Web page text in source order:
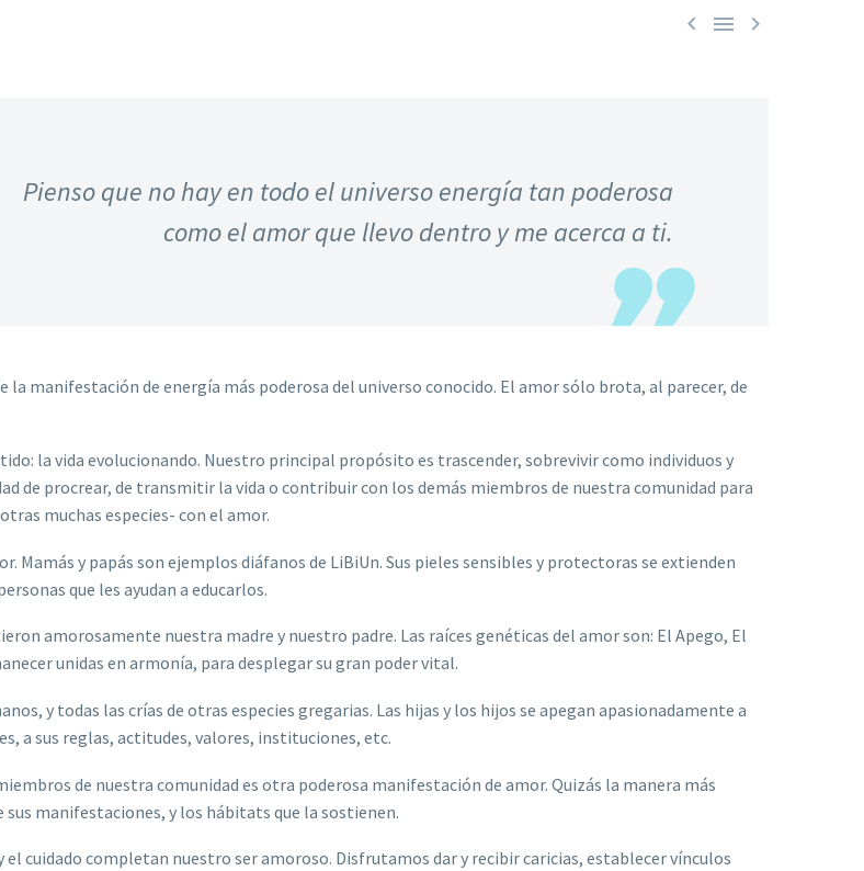
  
Pienso que no hay en todo el universo energía tan poderosa
como el amor que llevo dentro y me acerca a ti.
manifestación de energía más poderosa del universo conocido. El amor sólo brota, al parecer, de
la vida evolucionando. Nuestro principal propósito es trascender, sobrevivir como individuos y
de procrear, de transmitir la vida o contribuir con los demás miembros de nuestra comunidad para
muchas especies- con el amor.
y papás son ejemplos diáfanos de LiBiUn. Sus pieles sensibles y protectoras se extienden
que les ayudan a educarlos.
amorosamente nuestra madre y nuestro padre. Las raíces genéticas del amor son: El Apego, El
unidas en armonía, para desplegar su gran poder vital.
y todas las crías de otras especies gregarias. Las hijas y los hijos se apegan apasionadamente a
a sus reglas, actitudes, valores, instituciones, etc.
de nuestra comunidad es otra poderosa manifestación de amor. Quizás la manera más
sus manifestaciones, y los hábitats que la sostienen.
cuidado completan nuestro ser amoroso. Disfrutamos dar y recibir caricias, establecer vínculos